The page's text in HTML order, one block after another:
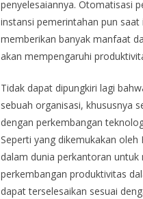
penyelesaiannya. Otomatisasi
instansi pemerintahan pun
memberikan banyak manfaat
akan mempengaruhi
Tidak dapat dipungkiri lagi
sebuah organisasi, khususnya
dengan perkembangan
Seperti yang dikemukakan
dalam dunia perkantoran
perkembangan produktivitas
dapat terselesaikan sesuai